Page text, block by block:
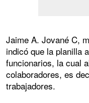
Jaime A. Jované C,
indicó que la planilla
funcionarios, la cual
colaboradores, es
trabajadores.